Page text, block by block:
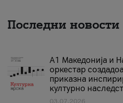
Последни новости
А1 Македонија и
оркестар
приказна
културно
03.07.2026